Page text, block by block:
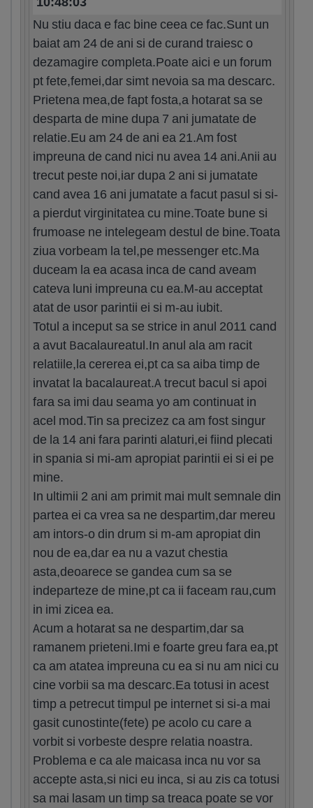
Nu stiu daca e fac bine ceea ce fac.Sunt un
baiat am 24 de ani si de curand traiesc o
dezamagire completa.Poate aici e un forum
pt fete,femei,dar simt nevoia sa ma descarc.
Prietena mea,de fapt fosta,a hotarat sa se
desparta de mine dupa 7 ani jumatate de
relatie.Eu am 24 de ani ea 21.Am fost
impreuna de cand nici nu avea 14 ani.Anii au
trecut peste noi,iar dupa 2 ani si jumatate
cand avea 16 ani jumatate a facut pasul si si-
a pierdut virginitatea cu mine.Toate bune si
frumoase ne intelegeam destul de bine.Toata
ziua vorbeam la tel,pe messenger etc.Ma
duceam la ea acasa inca de cand aveam
cateva luni impreuna cu ea.M-au acceptat
atat de usor parintii ei si m-au iubit.
Totul a inceput sa se strice in anul 2011 cand
a avut Bacalaureatul.In anul ala am racit
relatiile,la cererea ei,pt ca sa aiba timp de
invatat la bacalaureat.A trecut bacul si apoi
fara sa imi dau seama yo am continuat in
acel mod.Tin sa precizez ca am fost singur
de la 14 ani fara parinti alaturi,ei fiind plecati
in spania si mi-am apropiat parintii ei si ei pe
mine.
In ultimii 2 ani am primit mai mult semnale din
partea ei ca vrea sa ne despartim,dar mereu
am intors-o din drum si m-am apropiat din
nou de ea,dar ea nu a vazut chestia
asta,deoarece se gandea cum sa se
indeparteze de mine,pt ca ii faceam rau,cum
in imi zicea ea.
Acum a hotarat sa ne despartim,dar sa
ramanem prieteni.Imi e foarte greu fara ea,pt
ca am atatea impreuna cu ea si nu am nici cu
cine vorbii sa ma descarc.Ea totusi in acest
timp a petrecut timpul pe internet si si-a mai
gasit cunostinte(fete) pe acolo cu care a
vorbit si vorbeste despre relatia noastra.
Problema e ca ale maicasa inca nu vor sa
accepte asta,si nici eu inca, si au zis ca totusi
sa mai lasam un timp sa treaca poate se vor